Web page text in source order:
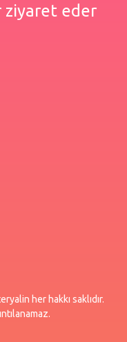
ziyaret eder
her hakkı saklıdır.